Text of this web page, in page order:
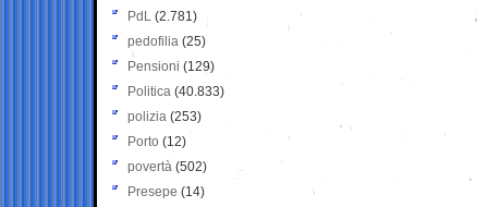
PdL (2.781)
pedofilia (25)
Pensioni (129)
Politica (40.833)
polizia (253)
Porto (12)
povertà (502)
Presepe (14)